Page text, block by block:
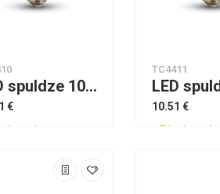
LED spuldze 10W Filament E27 A67 2700K VTAC
€
TC4411
10.51 €
Pieejams!